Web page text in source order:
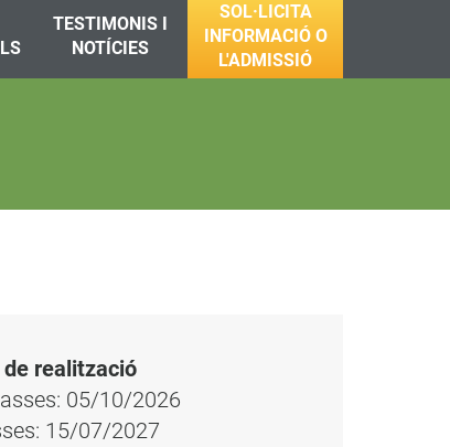
TESTIMONIS I
NOTÍCIES
SOL·LICITA
INFORMACIÓ O
L'ADMISSIÓ
de realització
05/10/2026
15/07/2027